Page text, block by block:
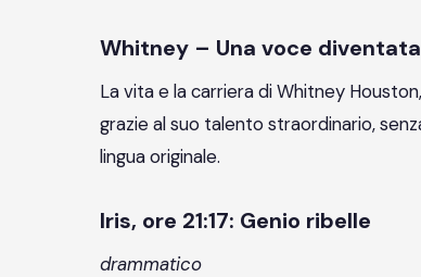
Whitney – Una voce diventata
La vita e la carriera di Whitney
grazie al suo talento straordinario,
lingua originale.
Iris, ore 21:17: Genio ribelle
drammatico